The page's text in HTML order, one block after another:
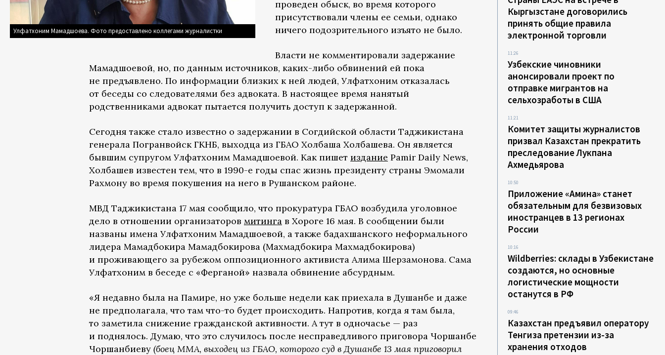
Улфатхоним Мамадшоева. Фото предоставлено коллегами журналистки
проведен обыск, во время которого
присутствовали члены ее семьи, однако
ничего подозрительного изъято не было.
Власти не комментировали задержание
Мамадшоевой, но, по данным источников, каких-либо обвинений ей пока
не предъявлено. По информации близких к ней людей, Улфатхоним отказалась
от беседы со следователями без адвоката. В настоящее время нанятый
родственниками адвокат пытается получить доступ к задержанной.
Сегодня также стало известно о задержании в Согдийской области Таджикистана
генерала Погранвойск ГКНБ, выходца из ГБАО Холбаша Холбашева. Он является
бывшим супругом Улфатхоним Мамадшоевой. Как пишет издание Pamir Daily News,
Холбашев известен тем, что в 1990-е годы спас жизнь президенту страны Эмомали
Рахмону во время покушения на него в Рушанском районе.
МВД Таджикистана 17 мая сообщило, что прокуратура ГБАО возбудила уголовное
дело в отношении организаторов митинга в Хороге 16 мая. В сообщении были
названы имена Улфатхоним Мамадшоевой, а также бадахшанского неформального
лидера Мамадбокира Мамадбокирова (Махмадбокира Махмадбокирова)
и проживающего за рубежом оппозиционного активиста Алима Шерзамонова. Сама
Улфатхоним в беседе с «Ферганой» назвала обвинение абсурдным.
«Я недавно была на Памире, но уже больше недели как приехала в Душанбе и даже
не предполагала, что там что-то будет происходить. Напротив, когда я там была,
то заметила снижение гражданской активности. А тут в одночасье — раз
и поднялось. Думаю, что это случилось после несправедливого приговора Чоршанбе
Чоршанбиеву (боец ММА, выходец из ГБАО, которого суд в Душанбе 13 мая приговорил
Кыргызстане договорились
принять общие правила
электронной торговли
11:26
Узбекские чиновники
анонсировали проект по
отправке мигрантов на
сельхозработы в США
11:21
Комитет защиты журналистов
призвал Казахстан прекратить
преследование Лукпана
Ахмедьярова
10:50
Приложение «Амина» станет
обязательным для безвизовых
иностранцев в 13 регионах
России
10:16
Wildberries: склады в Узбекистане
создаются, но основные
логистические мощности
останутся в РФ
09:46
Казахстан предъявил оператору
Тенгиза претензии из-за
хранения отходов